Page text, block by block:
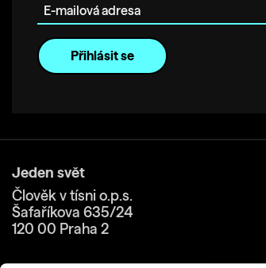
Jeden svět
Člověk v tísni o.p.s.
Šafaříkova 635/24
120 00 Praha 2